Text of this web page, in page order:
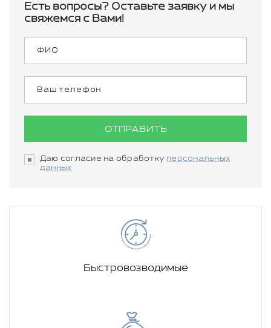
Есть вопросы? Оставьте заявку и мы
свяжемся с Вами!
ОТПРАВИТЬ
Даю согласие на обработку персональных
данных
Быстровозводимые